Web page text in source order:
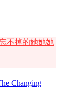
不掉的她她她
Changing